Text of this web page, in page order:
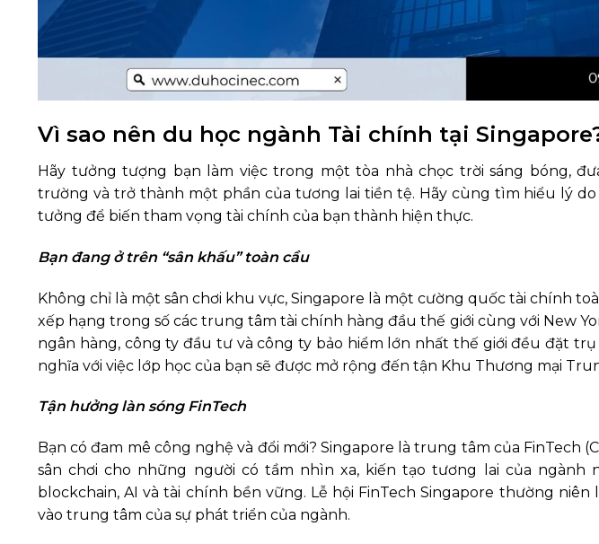
Vì sao nên du học ngành Tài chính tại
Hãy tưởng tượng bạn làm việc trong một tòa nhà chọc trời sáng bóng,
trường và trở thành một phần của tương lai tiền tệ. Hãy cùng tìm hiểu lý
tưởng để biến tham vọng tài chính của bạn thành hiện thực.
Bạn đang ở trên “sân khấu” toàn cầu
Không chỉ là một sân chơi khu vực, Singapore là một cường quốc tài chính
xếp hạng trong số các trung tâm tài chính hàng đầu thế giới cùng với New
ngân hàng, công ty đầu tư và công ty bảo hiểm lớn nhất thế giới đều đặt trụ
nghĩa với việc lớp học của bạn sẽ được mở rộng đến tận Khu Thương mại
Tận hưởng làn sóng FinTech
Bạn có đam mê công nghệ và đổi mới? Singapore là trung tâm của FinTech
sân chơi cho những người có tầm nhìn xa, kiến tạo tương lai của ngành
blockchain, AI và tài chính bền vững. Lễ hội FinTech Singapore thường
vào trung tâm của sự phát triển của ngành.